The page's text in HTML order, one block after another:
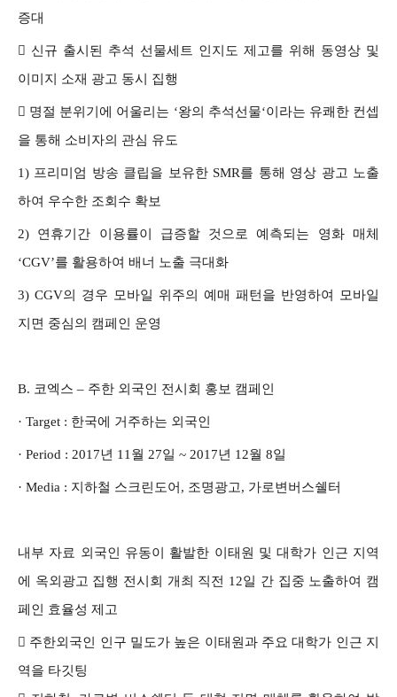
증대
 신규 출시된 추석 선물세트 인지도 제고를 위해 동영상 및
이미지 소재 광고 동시 집행
 명절 분위기에 어울리는 ‘왕의 추석선물‘이라는 유쾌한 컨셉
을 통해 소비자의 관심 유도
1) 프리미엄 방송 클립을 보유한 SMR를 통해 영상 광고 노출
하여 우수한 조회수 확보
2) 연휴기간 이용률이 급증할 것으로 예측되는 영화 매체
‘CGV’를 활용하여 배너 노출 극대화
3) CGV의 경우 모바일 위주의 예매 패턴을 반영하여 모바일
지면 중심의 캠페인 운영
B. 코엑스 – 주한 외국인 전시회 홍보 캠페인
· Target : 한국에 거주하는 외국인
· Period : 2017년 11월 27일 ~ 2017년 12월 8일
· Media : 지하철 스크린도어, 조명광고, 가로변버스쉘터
내부 자료 외국인 유동이 활발한 이태원 및 대학가 인근 지역
에 옥외광고 집행 전시회 개최 직전 12일 간 집중 노출하여 캠
페인 효율성 제고
 주한외국인 인구 밀도가 높은 이태원과 주요 대학가 인근 지
역을 타깃팅